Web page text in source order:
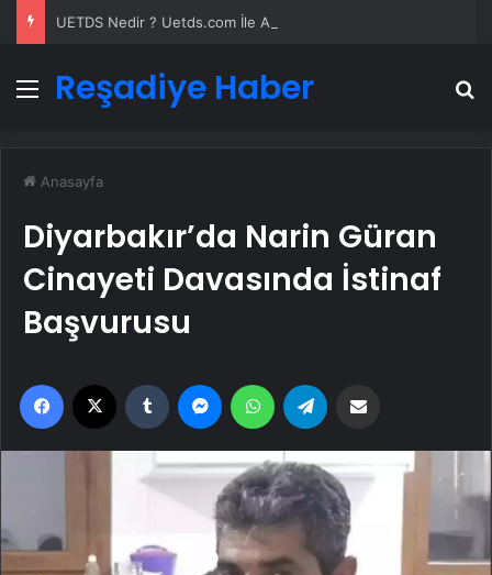
Menü
Reşadiye Haber
Anasayfa
Diyarbakır’da Narin Güran
Cinayeti Davasında İstinaf
Başvurusu
Facebook Tumblr MessengerWhatsApp